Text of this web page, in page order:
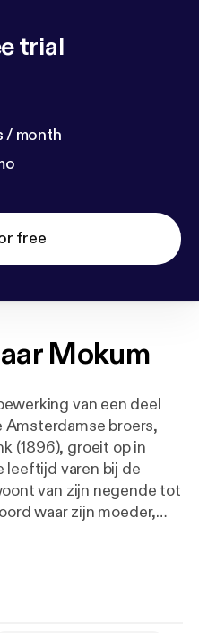
trial
/ month
free
Mokum
van een deel
Amsterdamse broers,
(1896), groeit op in
leeftijd varen bij de
van zijn negende tot
waar zijn moeder,